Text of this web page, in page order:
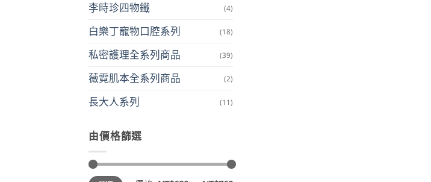
李時珍四物鐵 (4)
白樂丁寵物口腔系列 (18)
私密護理全系列商品 (39)
薇霓肌本全系列商品 (2)
長大人系列 (11)
由價格篩選
最
最